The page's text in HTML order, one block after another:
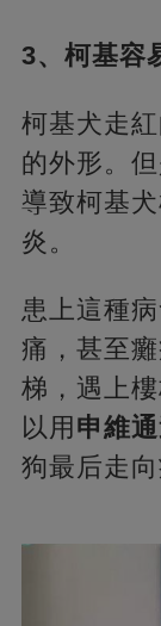
3、柯基容
柯基犬走
的外形。
導致柯基
炎。
患上這種
痛，甚至
梯，遇上
以用 申維
狗最后走向